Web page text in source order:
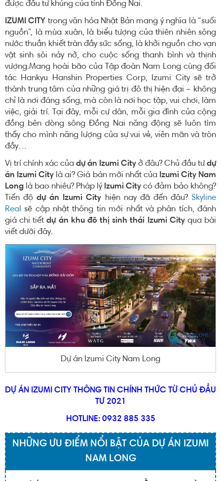
được đầu tư khủng của tỉnh Đồng Nai.
IZUMI CITY trong văn hóa Nhật Bản mang ý nghĩa là “suối
nguồn”, là mùa xuân, là biểu tượng của thiên nhiên sông
nước thuần khiết tràn đầy sức sống, là khởi nguồn cho vạn
vật sinh sôi nảy nở, cho cuộc sống thanh bình và thịnh
vượng.Mang hoài bão của Tập đoàn Nam Long cùng đối
tác Hankyu Hanshin Properties Corp, Izumi City sẽ trở
thành trung tâm của những giá trị đô thị hiện đại – không
chỉ là nơi đáng sống, mà còn là nơi học tập, vui chơi, làm
việc, giải trí. Tại đây, mỗi cư dân, mỗi gia đình của cộng
đồng bên dòng sông Đồng Nai năng động sẽ luôn tìm
thấy cho mình năng lượng của sự vui vẻ, viên mãn và tròn
đầy…
Vị trí chính xác của dự án Izumi City ở đâu? Chủ đầu tưdự
án Izumi City là ai? Giá bán mới nhất của Izumi City Nam
Long là bao nhiêu? Pháp lý Izumi City có đảm bảo không?
Tiến độdự án Izumi City hiện nay đã đến đâu?Skyline
Real
sẽ cập nhật thông tin mới nhất và phân tích, đánh
giá chi tiếtdự án khu đô thị sinh thái Izumi Cityqua bài
viết dưới đây.
Dự án Izumi City Nam Long
DỰ ÁN IZUMI CITY THÔNG TIN CHÍNH THỨC TỪ CHỦ ĐẦU
TƯ 2021
HOTLINE: 0932 885 335
NHỮNG ƯU ĐIỂM NỔI BẬT CỦA DỰ ÁN IZUMI
NAM LONG